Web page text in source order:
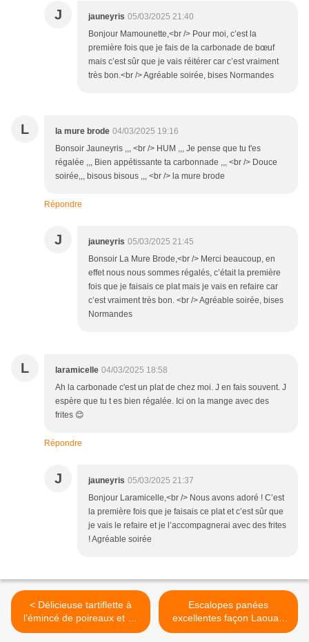
J jauneyris 05/03/2025 21:40
Bonjour Mamounette,<br /> Pour moi, c’est la
première fois que je fais de la carbonade de bœuf
mais c’est sûr que je vais réitérer car c’est vraiment
très bon.<br /> Agréable soirée, bises Normandes
L la mure brode 04/03/2025 19:16
Bonsoir Jauneyris ,,, <br /> HUM ,,, Je pense que tu t'es
régalée ,,, Bien appétissante ta carbonnade ,,, <br /> Douce
soirée,,, bisous bisous ,,, <br /> la mure brode
Répondre
J jauneyris 05/03/2025 21:45
Bonsoir La Mure Brode,<br /> Merci beaucoup, en
effet nous nous sommes régalés, c’était la première
fois que je faisais ce plat mais je vais en refaire car
c’est vraiment très bon. <br /> Agréable soirée, bises
Normandes
L laramicelle 04/03/2025 18:58
Ah la carbonade c'est un plat de chez moi. J en fais souvent. J
espère que tu t es bien régalée. Ici on la mange avec des
frites 😊
Répondre
J jauneyris 05/03/2025 21:37
Bonjour Laramicelle,<br /> Nous avons adoré ! C’est
la première fois que je faisais ce plat et c’est sûr que
je vais le refaire et je l’accompagnerai avec des frites
! Agréable soirée
< Délicieuse tartiflette à
l’émincé de poireaux et au
Reblochon
Escalopes panées
excellentes façon Laouad
Hafssa -Cyril Lignac >